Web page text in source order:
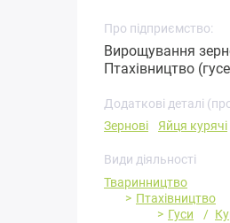
Про підприємство:
Вирощування
Птахівництво
Додаткові деталі
Зернові
Яйця курячі
Види діяльності
Тваринництво
Птахівництво
Гуси